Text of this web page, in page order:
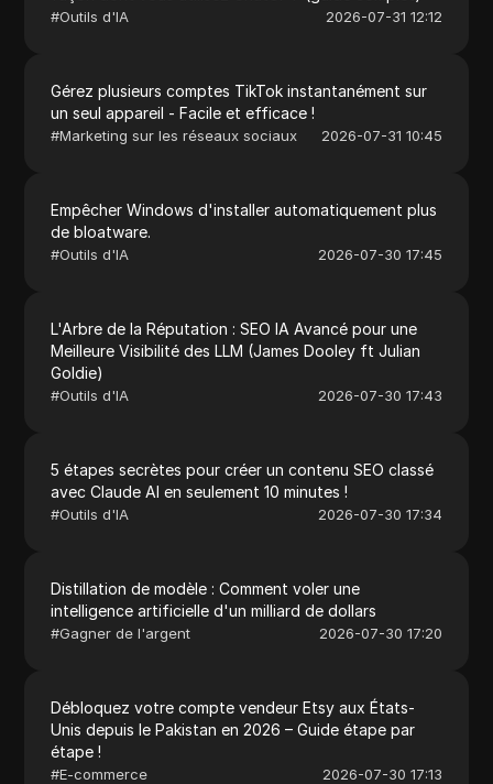
#Outils d'IA 2026-07-31 12:12
Gérez plusieurs comptes TikTok instantanément sur
un seul appareil - Facile et efficace !
#Marketing sur les réseaux sociaux 2026-07-31 10:45
Empêcher Windows d'installer automatiquement plus
de bloatware.
#Outils d'IA 2026-07-30 17:45
L'Arbre de la Réputation : SEO IA Avancé pour une
Meilleure Visibilité des LLM (James Dooley ft Julian
Goldie)
#Outils d'IA 2026-07-30 17:43
5 étapes secrètes pour créer un contenu SEO classé
avec Claude AI en seulement 10 minutes !
#Outils d'IA 2026-07-30 17:34
Distillation de modèle : Comment voler une
intelligence artificielle d'un milliard de dollars
#Gagner de l'argent 2026-07-30 17:20
Débloquez votre compte vendeur Etsy aux États-
Unis depuis le Pakistan en 2026 – Guide étape par
étape !
#E-commerce 2026-07-30 17:13